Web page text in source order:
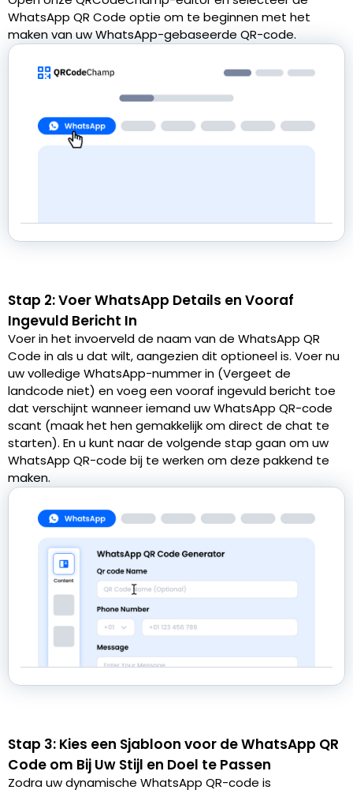
WhatsApp QR Code optie om te beginnen met het
maken van uw WhatsApp-gebaseerde QR-code.
Stap 2: Voer WhatsApp Details en Vooraf
Ingevuld Bericht In
Voer in het invoerveld de naam van de WhatsApp QR
Code in als u dat wilt, aangezien dit optioneel is. Voer nu
uw volledige WhatsApp-nummer in (Vergeet de
landcode niet) en voeg een vooraf ingevuld bericht toe
dat verschijnt wanneer iemand uw WhatsApp QR-code
scant (maak het hen gemakkelijk om direct de chat te
starten). En u kunt naar de volgende stap gaan om uw
WhatsApp QR-code bij te werken om deze pakkend te
maken.
Stap 3: Kies een Sjabloon voor de WhatsApp QR
Code om Bij Uw Stijl en Doel te Passen
Zodra uw dynamische WhatsApp QR-code is